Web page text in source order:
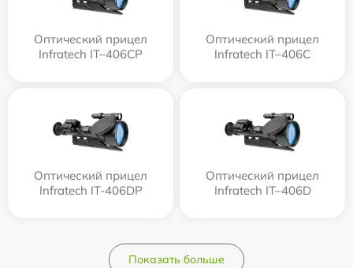
Оптический прицел
Infratech IT–406СP
Оптический прицел
Infratech IT–406С
Оптический прицел
Infratech IT-406DP
Оптический прицел
Infratech IT–406D
Показать больше